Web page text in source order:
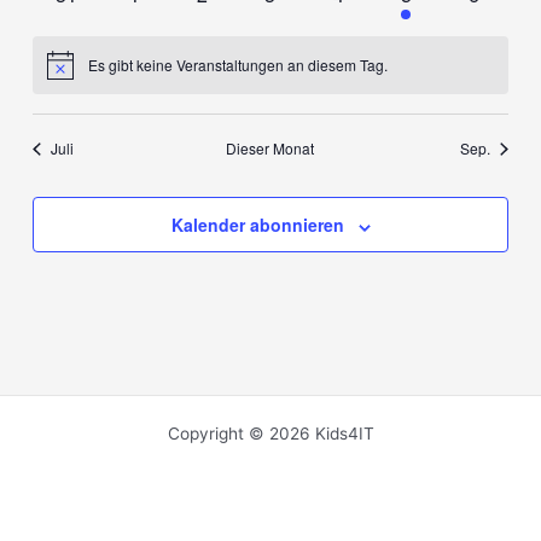
VeranstaltungenVeranstaltungen
Veranstaltung
HinweisEs gibt keine Veranstaltungen an diesem Tag.
Juli Dieser Monat Sep.
Kalender abonnieren
Copyright © 2026 Kids4IT